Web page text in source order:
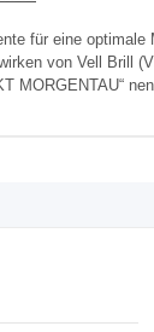
für eine
von Vell Brill
MORGENTAU“